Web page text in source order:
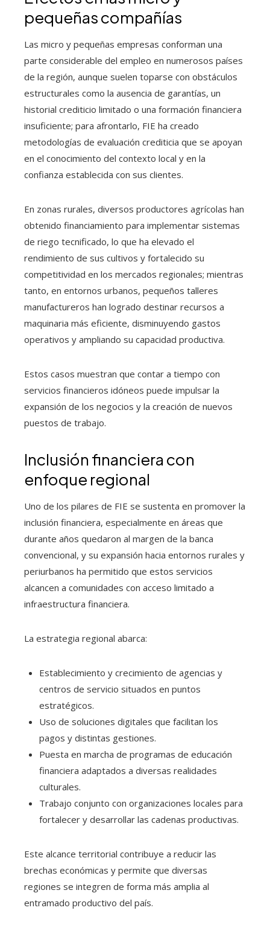
pequeñas compañías
Las micro y pequeñas empresas conforman una
parte considerable del empleo en numerosos países
de la región, aunque suelen toparse con obstáculos
estructurales como la ausencia de garantías, un
historial crediticio limitado o una formación financiera
insuficiente; para afrontarlo, FIE ha creado
metodologías de evaluación crediticia que se apoyan
en el conocimiento del contexto local y en la
confianza establecida con sus clientes.
En zonas rurales, diversos productores agrícolas han
obtenido financiamiento para implementar sistemas
de riego tecnificado, lo que ha elevado el
rendimiento de sus cultivos y fortalecido su
competitividad en los mercados regionales; mientras
tanto, en entornos urbanos, pequeños talleres
manufactureros han logrado destinar recursos a
maquinaria más eficiente, disminuyendo gastos
operativos y ampliando su capacidad productiva.
Estos casos muestran que contar a tiempo con
servicios financieros idóneos puede impulsar la
expansión de los negocios y la creación de nuevos
puestos de trabajo.
Inclusión financiera con
enfoque regional
Uno de los pilares de FIE se sustenta en promover la
inclusión financiera, especialmente en áreas que
durante años quedaron al margen de la banca
convencional, y su expansión hacia entornos rurales y
periurbanos ha permitido que estos servicios
alcancen a comunidades con acceso limitado a
infraestructura financiera.
La estrategia regional abarca:
Establecimiento y crecimiento de agencias y
centros de servicio situados en puntos
estratégicos.
Uso de soluciones digitales que facilitan los
pagos y distintas gestiones.
Puesta en marcha de programas de educación
financiera adaptados a diversas realidades
culturales.
Trabajo conjunto con organizaciones locales para
fortalecer y desarrollar las cadenas productivas.
Este alcance territorial contribuye a reducir las
brechas económicas y permite que diversas
regiones se integren de forma más amplia al
entramado productivo del país.